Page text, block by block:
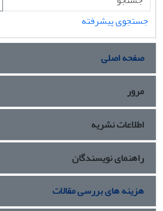
جستجوی پیشرفته
صفحه اصلی
مرور
اطلاعات نشریه
راهنمای نویسندگان
هزینه های بررسی مقالات